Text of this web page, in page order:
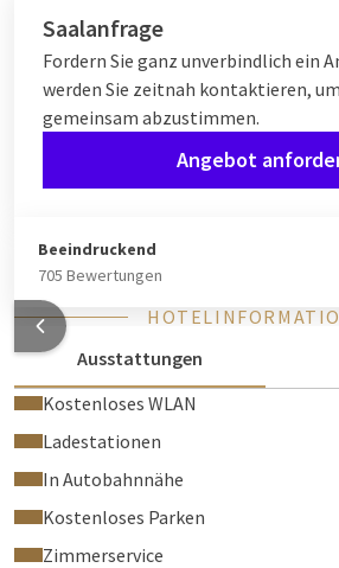
Saalanfrage
Fordern Sie ganz unverbindlich ein
werden Sie zeitnah kontaktieren,
gemeinsam abzustimmen.
Angebot
Beeindruckend
705 Bewertungen
Ausstattungen
Kostenloses WLAN
Ladestationen
In Autobahnnähe
Kostenloses Parken
Zimmerservice